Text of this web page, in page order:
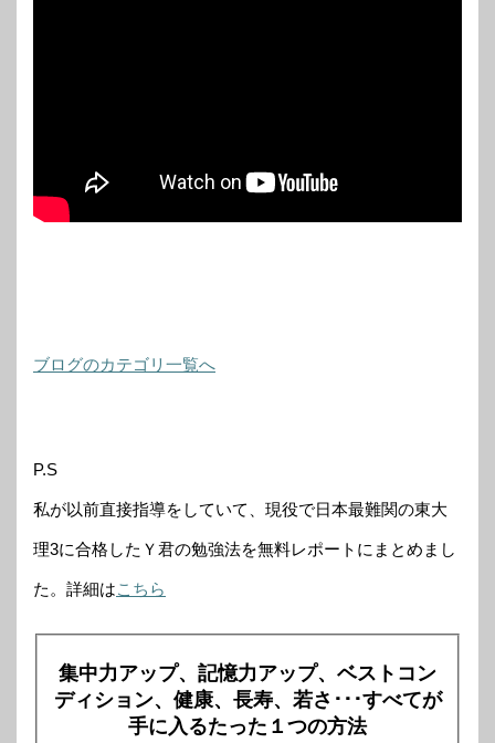
ブログのカテゴリ一覧へ
P.S
私が以前直接指導をしていて、現役で日本最難関の東大
理3に合格したＹ君の勉強法を無料レポートにまとめまし
た。詳細はこちら
集中力アップ、記憶力アップ、ベストコン
ディション、健康、長寿、若さ･･･すべてが
手に入るたった１つの方法